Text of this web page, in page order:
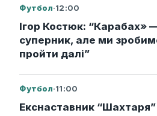
Футбол·12:00
Ігор Костюк: “Карабах»
суперник, але ми
пройти далі”
Футбол·11:00
Екснаставник